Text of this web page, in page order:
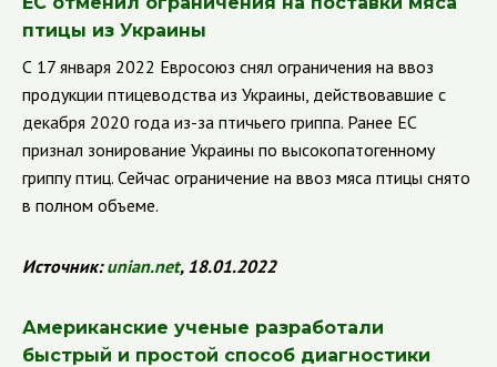
птицы из Украины
С 17 января 2022 Евросоюз снял ограничения на ввоз
продукции птицеводства из Украины, действовавшие с
декабря 2020 года из-за птичьего гриппа. Ранее ЕС
признал зонирование Украины по высокопатогенному
гриппу птиц. Сейчас ограничение на ввоз мяса птицы снято
в полном объеме.
Источник:unian.net, 18.01.2022
Американские ученые разработали
быстрый и простой способ диагностики